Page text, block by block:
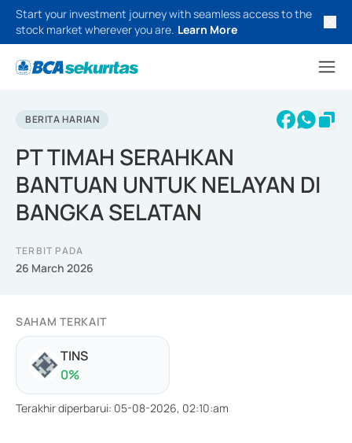
Start your investment journey with seamless access to the
stock market wherever you are. Learn More
BERITA HARIAN
PT TIMAH SERAHKAN
BANTUAN UNTUK NELAYAN DI
BANGKA SELATAN
TERBIT PADA
26 March 2026
SAHAM TERKAIT
TINS
0%
Terakhir diperbarui: 05-08-2026, 02:10:am